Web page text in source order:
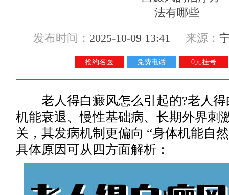
发布时间： 2025-10-09 13:41 来源：
抢约名医 免费电话 0元挂号
老人得白癜风怎么引起的?老人得
机能衰退、慢性基础病、长期外界刺
关，其发病机制更偏向 “身体机能自
具体原因可从四方面解析：